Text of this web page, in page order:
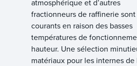
atmosphérique et d’autres
fractionneurs de raffinerie sont
courants en raison des basses
températures de
hauteur. Une sélection
matériaux pour les internes de